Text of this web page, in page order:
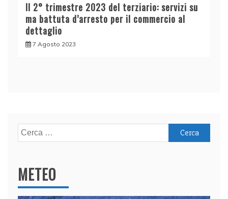
Il 2° trimestre 2023 del terziario: servizi su
ma battuta d’arresto per il commercio al
dettaglio
7 Agosto 2023
Ricerca
per:
METEO